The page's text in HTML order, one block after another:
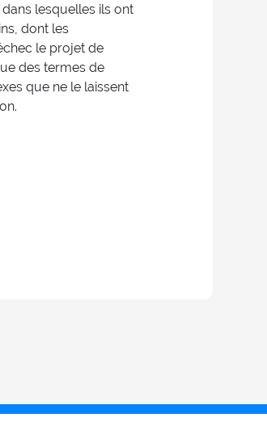
lesquelles ils ont
dont les
le projet de
des termes de
que ne le laissent